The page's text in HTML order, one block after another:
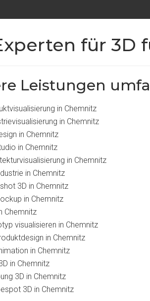
für 3D
Leistungen
in Chemnitz
in Chemnitz
in Chemnitz
in Chemnitz
in Chemnitz
in Chemnitz
3D in Chemnitz
in Chemnitz
Chemnitz
visualisieren in Chemnitz
in Chemnitz
in Chemnitz
in Chemnitz
3D in Chemnitz
3D in Chemnitz